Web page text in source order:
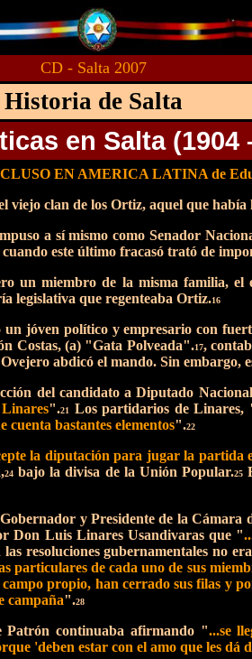
CD - Salta 2007
Historia de Salta
en Salta (1904
EN AMERICA LATINA de
viejo clan de los Ortiz, aquel que
a sí mismo como Senador
este último fracasó trató de
un miembro de la misma familia,
legislativa que regenteaba Ortiz.16
jóven político y empresario con
Costas, (a) "Gata Polveada".17,
abdicó el mando. Sin embargo,
del candidato a Diputado
".21 Los partidarios de Linares,
bastantes elementos".22
la diputación para jugar la partida
24bajo la divisa de la Unión Popular.25
y Presidente de la Cámara
Don Luis Linares Usandivaras que "
resoluciones gubernamentales no
particulares de cada uno de sus
propio, han cerrado sus filas y
campaña".28
Patrón continuaba afirmando "...se
'deben estar con el amo que les dá